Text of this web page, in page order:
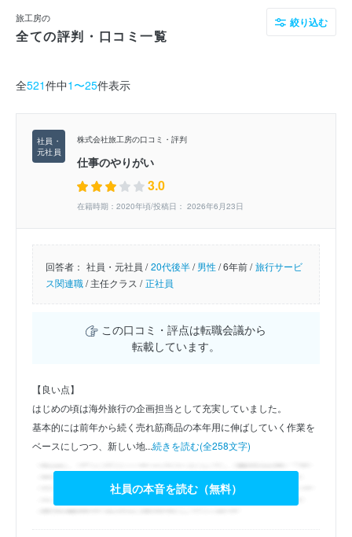
旅工房の
全ての評判・口コミ一覧
絞り込む
全521件中1〜25件表示
株式会社旅工房の口コミ・評判
仕事のやりがい
3.0
在籍時期：2020年頃/投稿日： 2026年6月23日
回答者： 社員・元社員 / 20代後半/男性/6年前 / 旅行サービ
ス関連職/主任クラス / 正社員
この口コミ・評点は転職会議から
転載しています。
【良い点】
はじめの頃は海外旅行の企画担当として充実していました。
基本的には前年から続く売れ筋商品の本年用に伸ばしていく作業を
ベースにしつつ、新しい地...続きを読む(全258文字)
社員の本音を読む（無料）